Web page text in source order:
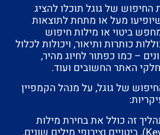
של גוגל תוכלו להציג
מעל או מתחת לתוצאות
ביטוי או מילות חיפוש
כותרות ותיאור, ויכולות לכלול
– כמו כפתור לחיוג מהיר,
האתר החשובים ועוד.
של גוגל, על מנהל הקמפיין
זה כולל את בחירת מילות